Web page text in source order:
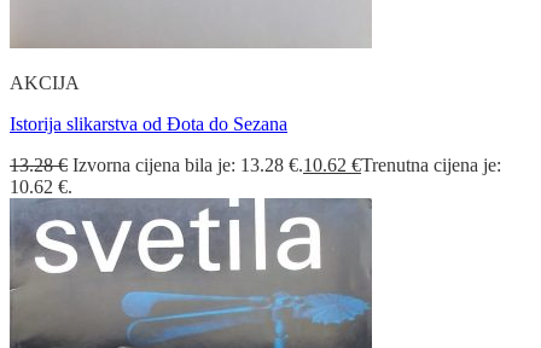
AKCIJA
Istorija slikarstva od Đota do Sezana
13.28€ Izvorna cijena bila je: 13.28 €.10.62 €Trenutna cijena je:
10.62 €.